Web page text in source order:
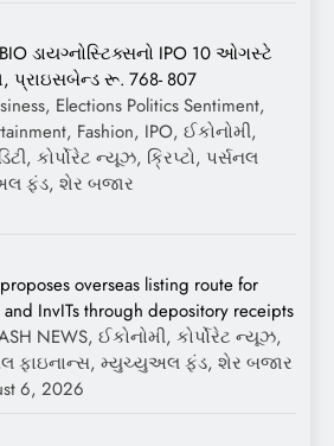
ડાયગ્નોસ્ટિક્સનો IPO 10 ઓગસ્ટે
પ્રાઇસબેન્ડ રૂ. 768- 807
Elections Politics Sentiment,
Fashion, IPO, ઈકોનોમી,
કોર્પોરેટ ન્યૂઝ, ક્રિપ્ટો, પર્સનલ
ફંડ, શેર બજાર
overseas listing route for
and InvITs through depository receipts
NEWS, ઈકોનોમી, કોર્પોરેટ ન્યૂઝ,
ફાઇનાન્સ, મ્યુચ્યુઅલ ફંડ, શેર બજાર
6, 2026